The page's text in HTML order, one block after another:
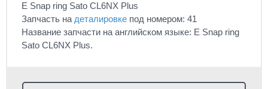
E Snap ring Sato CL6NX Plus
Запчасть на деталировке под номером: 41
Название запчасти на английском языке: E Snap ring
Sato CL6NX Plus.